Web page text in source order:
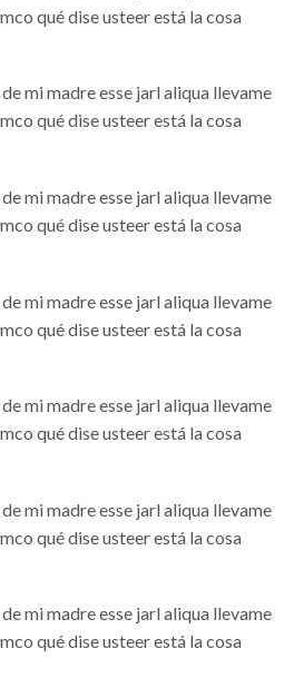
qué dise usteer está la cosa
mi madre esse jarl aliqua llevame
qué dise usteer está la cosa
mi madre esse jarl aliqua llevame
qué dise usteer está la cosa
mi madre esse jarl aliqua llevame
qué dise usteer está la cosa
mi madre esse jarl aliqua llevame
qué dise usteer está la cosa
mi madre esse jarl aliqua llevame
qué dise usteer está la cosa
mi madre esse jarl aliqua llevame
qué dise usteer está la cosa